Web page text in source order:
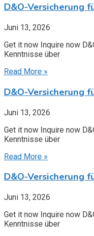
D&O-Versicherung
Juni 13, 2026
Get it now Inquire now
Kenntnisse über
Read More »
D&O-Versicherung
Juni 13, 2026
Get it now Inquire now
Kenntnisse über
Read More »
D&O-Versicherung
Juni 13, 2026
Get it now Inquire now
Kenntnisse über